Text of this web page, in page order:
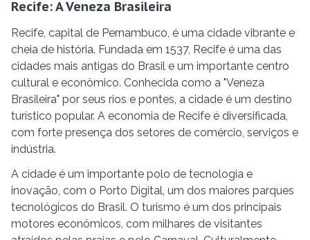
Recife: A Veneza Brasileira
Recife, capital de Pernambuco, é uma cidade vibrante e
cheia de história. Fundada em 1537, Recife é uma das
cidades mais antigas do Brasil e um importante centro
cultural e econômico. Conhecida como a "Veneza
Brasileira" por seus rios e pontes, a cidade é um destino
turístico popular. A economia de Recife é diversificada,
com forte presença dos setores de comércio, serviços e
indústria.
A cidade é um importante polo de tecnologia e
inovação, com o Porto Digital, um dos maiores parques
tecnológicos do Brasil. O turismo é um dos principais
motores econômicos, com milhares de visitantes